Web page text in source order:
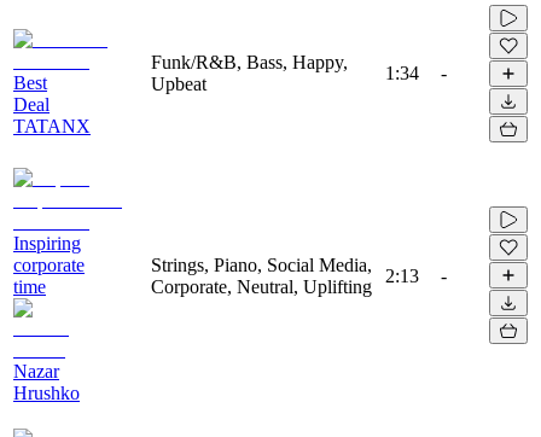
Best
Deal
TATANX
Funk/R&B, Bass, Happy,
Upbeat
1:34 -
Inspiring
corporate
time
Nazar
Hrushko
Strings, Piano, Social Media,
Corporate, Neutral, Uplifting
2:13 -